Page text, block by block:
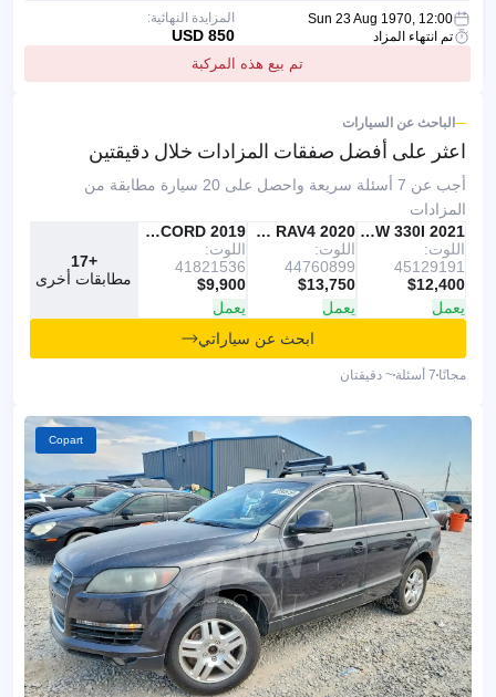
Sun 23 Aug 1970, 12:00
تم انتهاء المزاد
تم بيع هذه المركبة
المزايدة النهائية:
850 USD
الباحث عن السيارات
اعثر على أفضل صفقات المزادات خلال دقيقتين
أجب عن 7 أسئلة سريعة واحصل على 20 سيارة مطابقة من
المزادات
IAAI
موصى به
2021 BMW 330I
اللوت:
45129191
$12,400
يعمل
IAAI
2020 TOYOTA RAV4
اللوت:
44760899
$13,750
يعمل
Copart
2019 HONDA ACCORD
اللوت:
41821536
$9,900
يعمل
+17
مطابقات أخرى
ابحث عن سياراتي
مجانًا 7 أسئلة ~ دقيقتان
Copart